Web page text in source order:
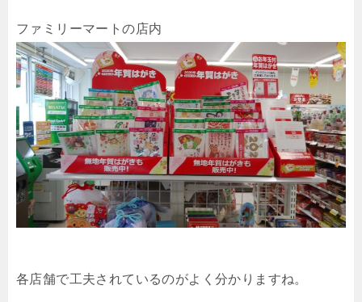
ファミリーマートの店内
各店舗で工夫されているのがよく分かりますね。